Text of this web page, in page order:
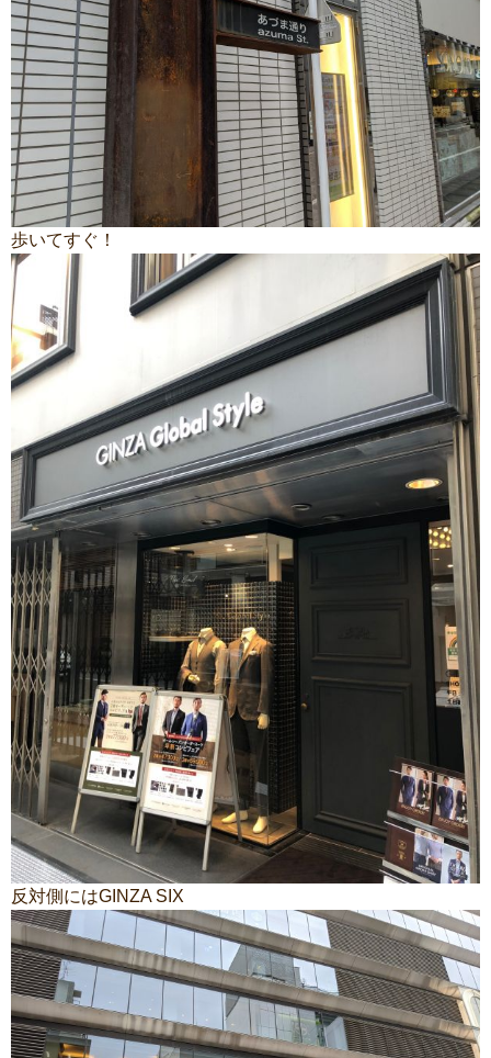
歩いてすぐ！
反対側にはGINZA SIX